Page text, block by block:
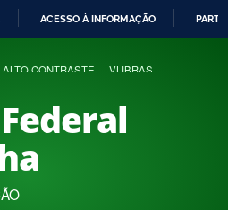
ACESSO À INFORMAÇÃO
ALTO CONTRASTE VLIBRAS